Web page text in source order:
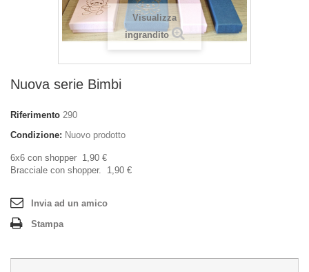
Visualizza
ingrandito
Nuova serie Bimbi
Riferimento 290
Condizione: Nuovo prodotto
6x6 con shopper 1,90 €
Bracciale con shopper. 1,90 €
Invia ad un amico
Stampa